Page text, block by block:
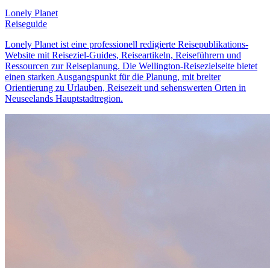
Lonely Planet
Reiseguide
Lonely Planet ist eine professionell redigierte Reisepublikations-
Website mit Reiseziel-Guides, Reiseartikeln, Reiseführern und
Ressourcen zur Reiseplanung. Die Wellington-Reisezielseite bietet
einen starken Ausgangspunkt für die Planung, mit breiter
Orientierung zu Urlauben, Reisezeit und sehenswerten Orten in
Neuseelands Hauptstadtregion.